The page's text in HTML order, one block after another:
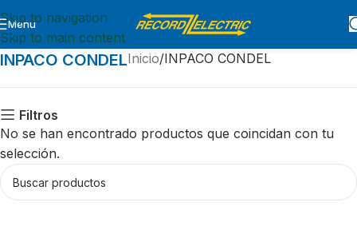
Skip to navigation
Skip to main content
Menu
INPACO CONDELInicio INPACO CONDEL
Filtros
No se han encontrado productos que coincidan con tu
selección.